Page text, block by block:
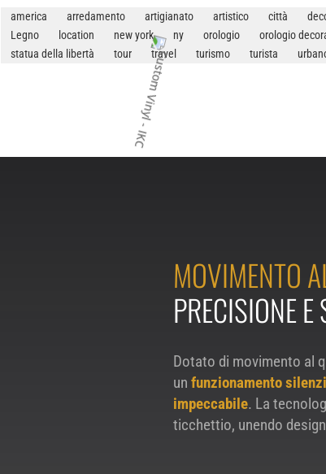
america arredamento artigianato artistico città
Legno
location new york ny orologio orologio
statua della libertà
tour travel turismo turista
MOVIMENTO
PRECISIONE
Dotato di movimento al
unfunzionamento
impeccabile. La
ticchettio, unendo